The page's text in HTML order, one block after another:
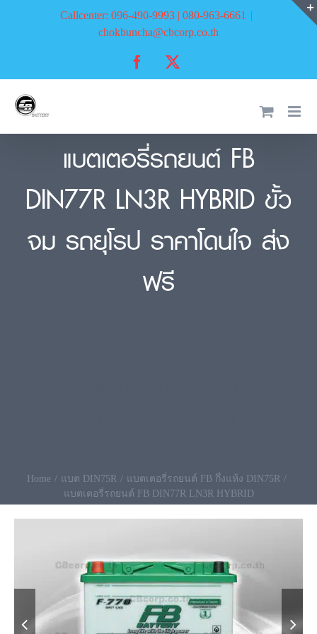
Callcenter: 096-490-9993 | 080-963-6661 |
chokbuncha@cbcorp.co.th
Facebook
แบตเตอรี่รถยนต์ FB
DIN77R LN3R HYBRID ขั้ว
จม รถยุโรป ราคาโดนใจ ส่ง
ฟรี
Home แบต DIN75R
แบตเตอรี่รถยนต์ FB กึ่งแห้ง DIN75R
แบตเตอรี่รถยนต์ FB DIN77R LN3R HYBRID
 